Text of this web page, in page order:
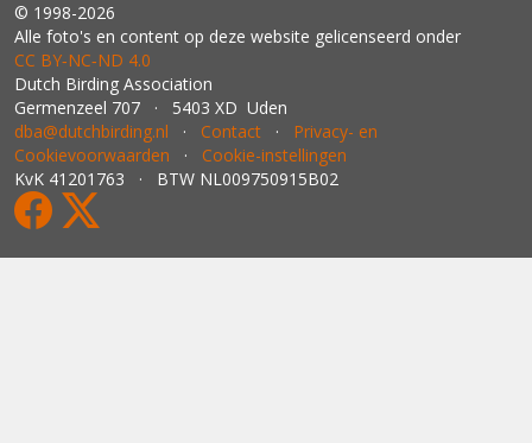
© 1998-2026
Alle foto's en content op deze website gelicenseerd onder
CC BY‑NC‑ND 4.0
Dutch Birding Association
Germenzeel 707 · 5403 XD Uden
dba@dutchbirding.nl · Contact · Privacy- en
Cookievoorwaarden · Cookie-instellingen
KvK 41201763 · BTW NL009750915B02